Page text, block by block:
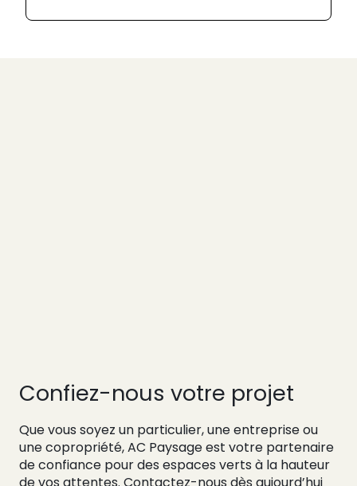
Confiez-nous votre projet
Que vous soyez un particulier, une entreprise ou
une copropriété, AC Paysage est votre partenaire
de confiance pour des espaces verts à la hauteur